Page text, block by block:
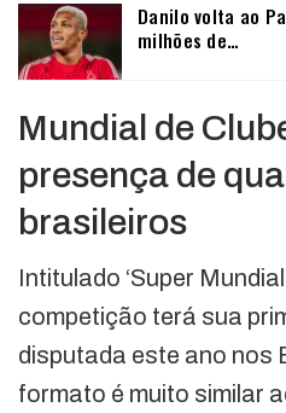
Danilo volta ao
milhões de…
Mundial de
presença de
brasileiros
Intitulado ‘Super
competição terá sua
disputada este ano nos
formato é muito similar